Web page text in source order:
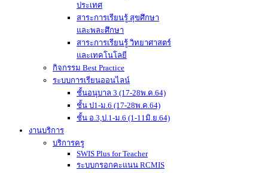
ประเทศ
สาระการเรียนรู้ สุขศึกษา
และพละศึกษา
สาระการเรียนรู้ วิทยาศาสตร์
และเทคโนโลยี
กิจกรรม Best Practice
ระบบการเรียนออนไลน์
ชั้นอนุบาล 3 (17-28พ.ค.64)
ชั้น ป1-ม.6 (17-28พ.ค.64)
ชั้น อ.3,ป.1-ม.6 (1-11มิ.ย.64)
งานบริการ
บริการครู
SWIS Plus for Teacher
ระบบกรอกคะแนน RCMIS